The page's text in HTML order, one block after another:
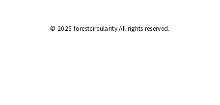
© 2025 forestcircularity All rights reserved.